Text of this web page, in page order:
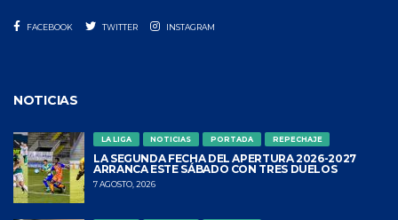
FACEBOOK TWITTER INSTAGRAM
NOTICIAS
LA LIGA NOTICIAS PORTADA REPECHAJE
LA SEGUNDA FECHA DEL APERTURA 2026-2027
ARRANCA ESTE SÁBADO CON TRES DUELOS
7 AGOSTO, 2026